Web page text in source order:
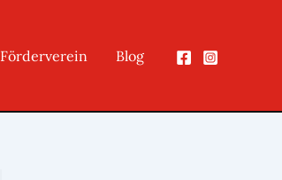
Förderverein Blog